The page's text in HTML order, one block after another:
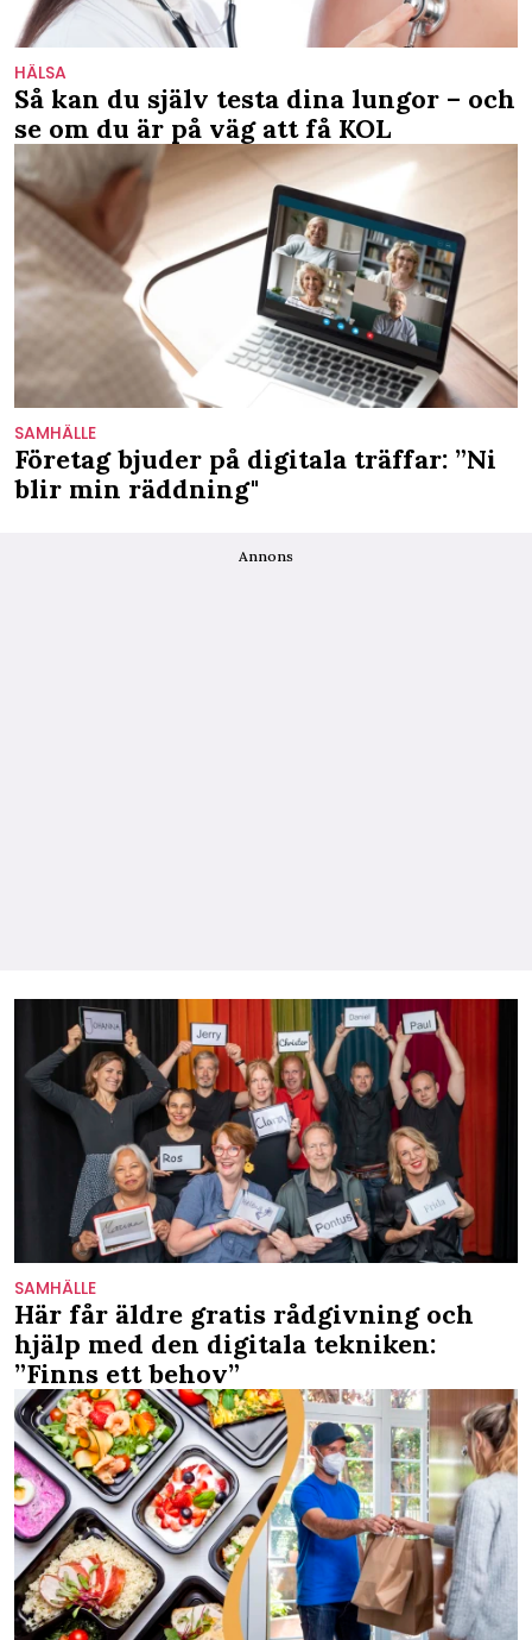
HÄLSA
Så kan du själv testa dina lungor – och
se om du är på väg att få KOL
SAMHÄLLE
Företag bjuder på digitala träffar: ”Ni
blir min räddning"
Annons
SAMHÄLLE
Här får äldre gratis rådgivning och
hjälp med den digitala tekniken:
”Finns ett behov”